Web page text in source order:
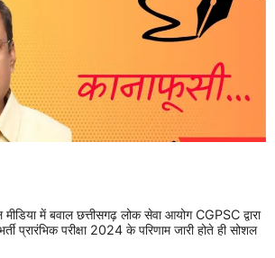
में बवाल छत्तीसगढ़ लोक सेवा आयोग CGPSC द्वारा
प्रारंभिक परीक्षा 2024 के परिणाम जारी होते ही सोशल